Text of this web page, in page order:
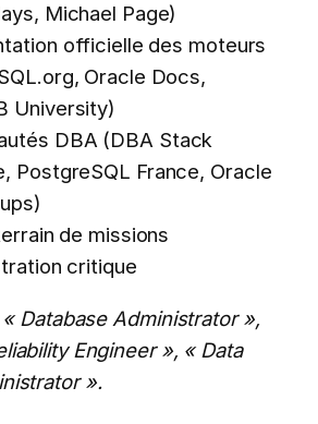
Michael Page)
officielle des moteurs
Oracle Docs,
University)
DBA (DBA Stack
PostgreSQL France, Oracle
de missions
critique
Database Administrator »,
Engineer », « Data
».